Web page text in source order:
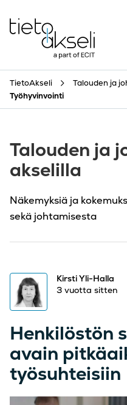
TietoAkseli Talouden ja
Työhyvinvointi
Talouden ja
akselilla
Näkemyksiä ja
sekä johtamisesta
Kirsti Yli-Halla
3 vuotta sitten
Henkilöstön
avain
työsuhteisiin